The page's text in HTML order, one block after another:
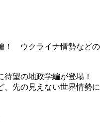
！ ウクライナ情勢などの
望の地政学編が登場！
、先の見えない世界情勢に